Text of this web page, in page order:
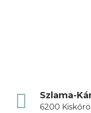
Szlama-
6200